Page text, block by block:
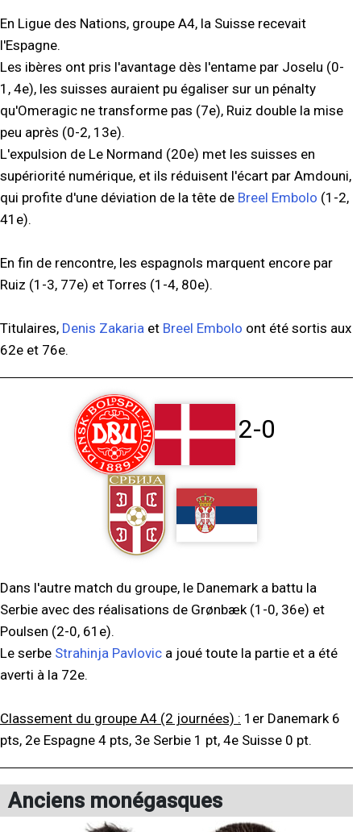
En Ligue des Nations, groupe A4, la Suisse recevait
l'Espagne.
Les ibères ont pris l'avantage dès l'entame par Joselu (0-
1, 4e), les suisses auraient pu égaliser sur un pénalty
qu'Omeragic ne transforme pas (7e), Ruiz double la mise
peu après (0-2, 13e).
L'expulsion de Le Normand (20e) met les suisses en
supériorité numérique, et ils réduisent l'écart par Amdouni,
qui profite d'une déviation de la tête de Breel Embolo (1-2,
41e).
En fin de rencontre, les espagnols marquent encore par
Ruiz (1-3, 77e) et Torres (1-4, 80e).
Titulaires, Denis Zakaria et Breel Embolo ont été sortis aux
62e et 76e.
2-0
Dans l'autre match du groupe, le Danemark a battu la
Serbie avec des réalisations de Grønbæk (1-0, 36e) et
Poulsen (2-0, 61e).
Le serbe Strahinja Pavlovic a joué toute la partie et a été
averti à la 72e.
Classement du groupe A4 (2 journées) : 1er Danemark 6
pts, 2e Espagne 4 pts, 3e Serbie 1 pt, 4e Suisse 0 pt.
Anciens monégasques